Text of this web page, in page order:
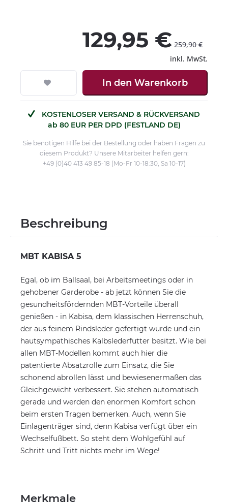
129,95 € 259,90 €
inkl. MwSt.
In den Warenkorb
KOSTENLOSER VERSAND & RÜCKVERSAND
ab 80 EUR PER DPD (FESTLAND DE)
Sie benötigen Hilfe bei der Bestellung oder haben Fragen zu
diesem Produkt? Unsere Mitarbeiter helfen gern:
+49 (0)40 413 49 85-18 (Mo-Fr 10-18:30, Sa 10-17)
Beschreibung
MBT KABISA 5
Egal, ob im Ballsaal, bei Arbeitsmeetings oder in
gehobener Garderobe - ab jetzt können Sie die
gesundheitsfördernden MBT-Vorteile überall
genießen - in Kabisa, dem klassischen Herrenschuh,
der aus feinem Rindsleder gefertigt wurde und ein
hautsympathisches Kalbslederfutter besitzt. Wie bei
allen MBT-Modellen kommt auch hier die
patentierte Absatzrolle zum Einsatz, die Sie
schonend abrollen lässt und bewiesenermaßen das
Gleichgewicht verbessert. Sie stehen automatisch
gerade und werden den enormen Komfort schon
beim ersten Tragen bemerken. Auch, wenn Sie
Einlagenträger sind, denn Kabisa verfügt über ein
Wechselfußbett. So steht dem Wohlgefühl auf
Schritt und Tritt nichts mehr im Wege!
Merkmale